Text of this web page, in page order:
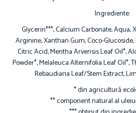
Ingrediente:
Glycerin***, Calcium Carbonate, Aqua,
Arginine, Xanthan Gum, Coco-
Citric Acid, Mentha Arvensis Leaf Oil*,
Powder*, Melaleuca Alternifolia Leaf Oil*,
Rebaudiana Leaf/Stem Extract,
* din agricultură
** component natural al